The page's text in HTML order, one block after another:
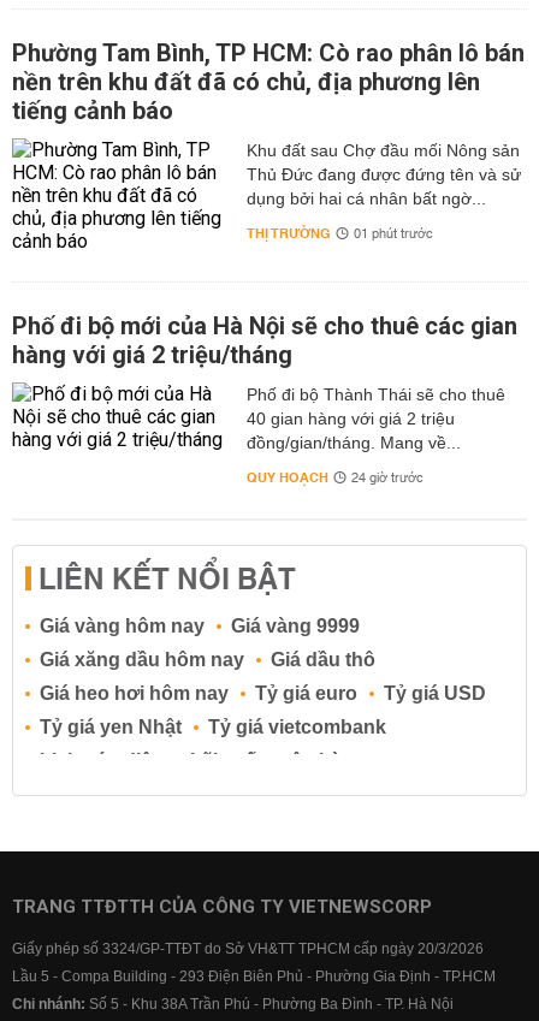
Phường Tam Bình, TP HCM: Cò rao phân lô bán
nền trên khu đất đã có chủ, địa phương lên
tiếng cảnh báo
Khu đất sau Chợ đầu mối Nông sản
Thủ Đức đang được đứng tên và sử
dụng bởi hai cá nhân bất ngờ...
THỊ TRƯỜNG 01 phút trước
Phố đi bộ mới của Hà Nội sẽ cho thuê các gian
hàng với giá 2 triệu/tháng
Phố đi bộ Thành Thái sẽ cho thuê
40 gian hàng với giá 2 triệu
đồng/gian/tháng. Mang về...
QUY HOẠCH 24 giờ trước
LIÊN KẾT NỔI BẬT
Giá vàng hôm nay
Giá vàng 9999
Giá xăng dầu hôm nay
Giá dầu thô
Giá heo hơi hôm nay
Tỷ giá euro
Tỷ giá USD
Tỷ giá yen Nhật
Tỷ giá vietcombank
Lịch cúp điện
Lãi suất ngân hàng
Lãi suất tiết kiệm
Lãi suất tiền gửi
Lãi suất ngân hàng BIDV
Lãi suất ngân hàng Vietcombank
TRANG TTĐTTH CỦA CÔNG TY VIETNEWSCORP
Giấy phép số 3324/GP-TTĐT do Sở VH&TT TPHCM cấp ngày 20/3/2026
Lầu 5 - Compa Building - 293 Điện Biên Phủ - Phường Gia Định - TP.HCM
Chi nhánh: Số 5 - Khu 38A Trần Phú - Phường Ba Đình - TP. Hà Nội